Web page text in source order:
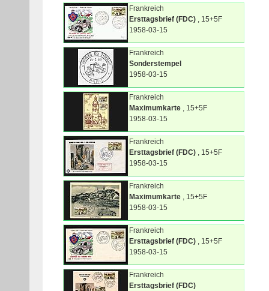
Frankreich
Ersttagsbrief (FDC) , 15+5F
1958-03-15
Frankreich
Sonderstempel
1958-03-15
Frankreich
Maximumkarte , 15+5F
1958-03-15
Frankreich
Ersttagsbrief (FDC) , 15+5F
1958-03-15
Frankreich
Maximumkarte , 15+5F
1958-03-15
Frankreich
Ersttagsbrief (FDC) , 15+5F
1958-03-15
Frankreich
Ersttagsbrief (FDC)